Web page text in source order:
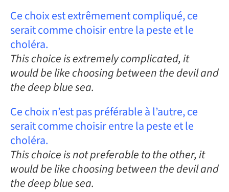
Ce choix est extrêmement compliqué, ce
serait comme choisir entre la peste et le
choléra.
This choice is extremely complicated, it
would be like choosing between the devil and
the deep blue sea.
Ce choix n’est pas préférable à l’autre, ce
serait comme choisir entre la peste et le
choléra.
This choice is not preferable to the other, it
would be like choosing between the devil and
the deep blue sea.